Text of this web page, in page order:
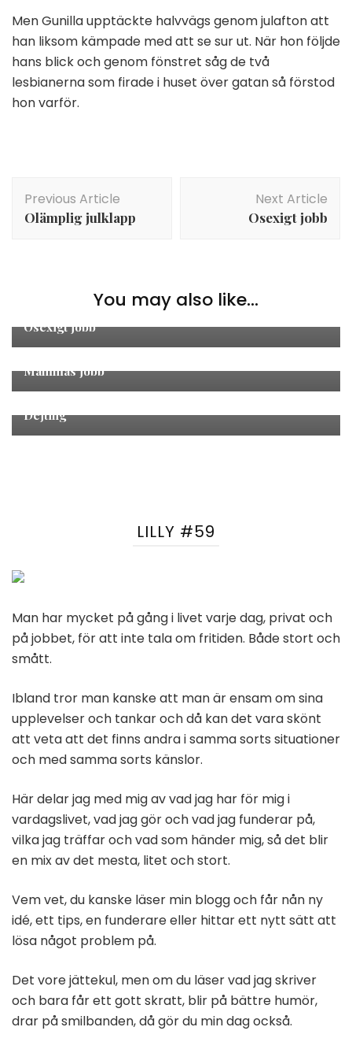
Men Gunilla upptäckte halvvägs genom julafton att
han liksom kämpade med att se sur ut. När hon följde
hans blick och genom fönstret såg de två
lesbianerna som firade i huset över gatan så förstod
hon varför.
Navigation
Previous Article
Olämplig julklapp
Next Article
Osexigt jobb
You may also like...
Osexigt jobb
Blog
Mammas jobb
Blog
Dejting
LILLY #59
Man har mycket på gång i livet varje dag, privat och
på jobbet, för att inte tala om fritiden. Både stort och
smått.
Ibland tror man kanske att man är ensam om sina
upplevelser och tankar och då kan det vara skönt
att veta att det finns andra i samma sorts situationer
och med samma sorts känslor.
Här delar jag med mig av vad jag har för mig i
vardagslivet, vad jag gör och vad jag funderar på,
vilka jag träffar och vad som händer mig, så det blir
en mix av det mesta, litet och stort.
Vem vet, du kanske läser min blogg och får nån ny
idé, ett tips, en funderare eller hittar ett nytt sätt att
lösa något problem på.
Det vore jättekul, men om du läser vad jag skriver
och bara får ett gott skratt, blir på bättre humör,
drar på smilbanden, då gör du min dag också.